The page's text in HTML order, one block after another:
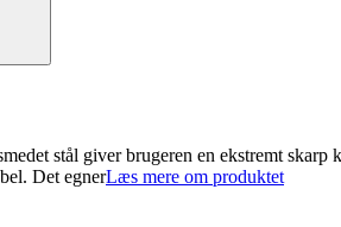
stål giver brugeren en ekstremt
Det egnerLæs mere om produktet